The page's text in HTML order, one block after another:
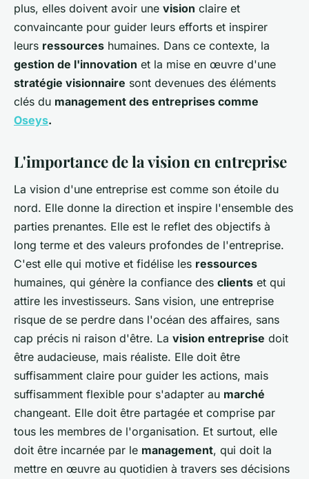
plus, elles doivent avoir une vision claire et
convaincante pour guider leurs efforts et inspirer
leurs ressources humaines. Dans ce contexte, la
gestion de l'innovation et la mise en œuvre d'une
stratégie visionnaire sont devenues des éléments
clés du management des entreprises comme
Oseys.
L'importance de la vision en entreprise
La vision d'une entreprise est comme son étoile du
nord. Elle donne la direction et inspire l'ensemble des
parties prenantes. Elle est le reflet des objectifs à
long terme et des valeurs profondes de l'entreprise.
C'est elle qui motive et fidélise les ressources
humaines, qui génère la confiance des clients et qui
attire les investisseurs. Sans vision, une entreprise
risque de se perdre dans l'océan des affaires, sans
cap précis ni raison d'être. La vision entreprise doit
être audacieuse, mais réaliste. Elle doit être
suffisamment claire pour guider les actions, mais
suffisamment flexible pour s'adapter au marché
changeant. Elle doit être partagée et comprise par
tous les membres de l'organisation. Et surtout, elle
doit être incarnée par le management, qui doit la
mettre en œuvre au quotidien à travers ses décisions